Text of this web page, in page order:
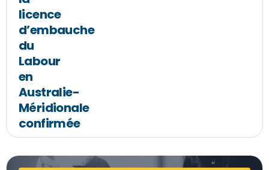
licence
d’embauche
du
Labour
en
Australie-
Méridionale
confirmée